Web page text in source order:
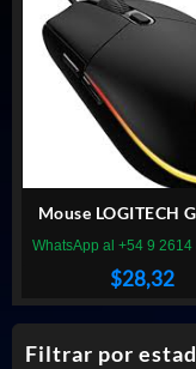
Filtrar por
Mouse LOGITECH
G203 Lightsync
$28,32
WhatsApp al +54 9 2614